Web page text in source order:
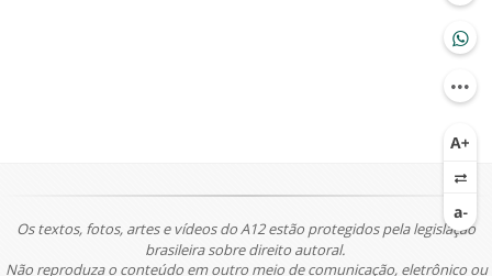
Os textos, fotos, artes e vídeos do A12 estão protegidos pela legislação
brasileira sobre direito autoral.
Não reproduza o conteúdo em outro meio de comunicação, eletrônico ou